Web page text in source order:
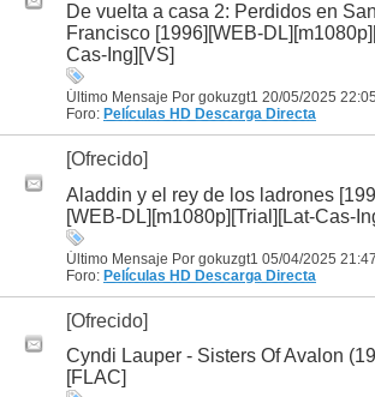
De vuelta a casa 2: Perdidos en San
Francisco [1996][WEB-
Cas-Ing][VS]
Último Mensaje Por gokuzgt1 20/05/2025 22:05
Foro: Películas HD Descarga Directa
[Ofrecido]
Aladdin y el rey de los ladrones
[WEB-DL][m1080p][Trial][Lat-Cas-
Último Mensaje Por gokuzgt1 05/04/2025 21:47
Foro: Películas HD Descarga Directa
[Ofrecido]
Cyndi Lauper - Sisters Of Avalon
[FLAC]